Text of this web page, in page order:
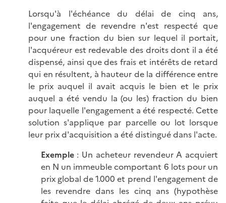
Lorsqu'à l'échéance du délai de cinq ans,
l'engagement de revendre n'est respecté que
pour une fraction du bien sur lequel il portait,
l'acquéreur est redevable des droits dont il a été
dispensé, ainsi que des frais et intérêts de retard
qui en résultent, à hauteur de la différence entre
le prix auquel il avait acquis le bien et le prix
auquel a été vendu la (ou les) fraction du bien
pour laquelle l'engagement a été respecté. Cette
solution s'applique par parcelle ou lot lorsque
leur prix d'acquisition a été distingué dans l'acte.
Exemple: Un acheteur revendeur A acquiert
en N un immeuble comportant 6 lots pour un
prix global de 1.000 et prend l'engagement de
les revendre dans les cinq ans (hypothèse